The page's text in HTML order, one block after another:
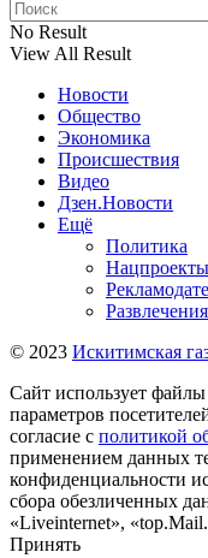
No Result
View All Result
Новости
Общество
Экономика
Происшествия
Видео
Дзен.Новости
Ещё
Политика
Нацпроекты
Развлечения
© 2023 Искитимская
Сайт использует
параметров
согласие с политикой
применением данных
конфиденциальности
сбора обезличенных
«Liveinternet»,
Принять